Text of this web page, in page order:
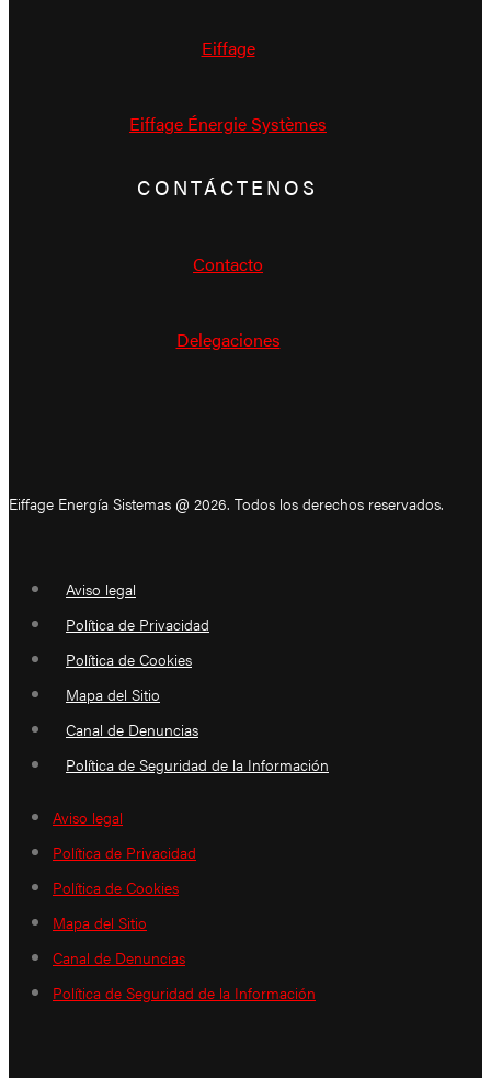
Eiffage
Eiffage Énergie Systèmes
CONTÁCTENOS
Contacto
Delegaciones
Eiffage Energía Sistemas @ 2026. Todos los derechos reservados.
Aviso legal
Política de Privacidad
Política de Cookies
Mapa del Sitio
Canal de Denuncias
Política de Seguridad de la Información
Aviso legal
Política de Privacidad
Política de Cookies
Mapa del Sitio
Canal de Denuncias
Política de Seguridad de la Información